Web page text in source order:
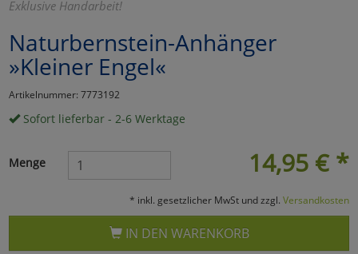
Exklusive Handarbeit!
Naturbernstein-Anhänger
»Kleiner Engel«
Artikelnummer: 7773192
Sofort lieferbar - 2-6 Werktage
14,95 € *
Menge
* inkl. gesetzlicher MwSt und zzgl. Versandkosten
IN DEN WARENKORB
Umfragetools
zurückzu Haupptseite